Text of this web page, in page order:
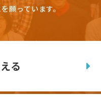
願っています。
る